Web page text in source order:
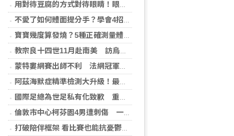
用對待豆腐的方式對待眼睛！眼科醫揭「4件事」絕不可以對眼睛做
不愛了如何體面提分手？學會4招重新看待分手：道歉、挽留都沒必要
寶寶幾度算發燒？5種正確測量體溫的方法：耳溫測量快、額溫快速便利
教宗良十四世11月赴南美 訪烏拉圭、阿根廷和秘魯
蒙特婁網賽出師不利 法網冠軍茲韋列夫輸荷蘭對手
阿茲海默症精準檢測大升級！最新血液生物標記檢測，不再只能靠「猜」
國際足總為世足私有化致歉 重申力挺主席英凡提諾
倫敦市中心柯芬園4男遭刺傷 一女涉持械攻擊被捕
打破陪伴框架 看比賽也能抗憂鬱？日最新研究指出：觀看運動賽事 老年憂鬱症風險降低3成